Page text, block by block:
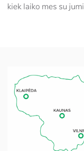
kiek laiko mes su